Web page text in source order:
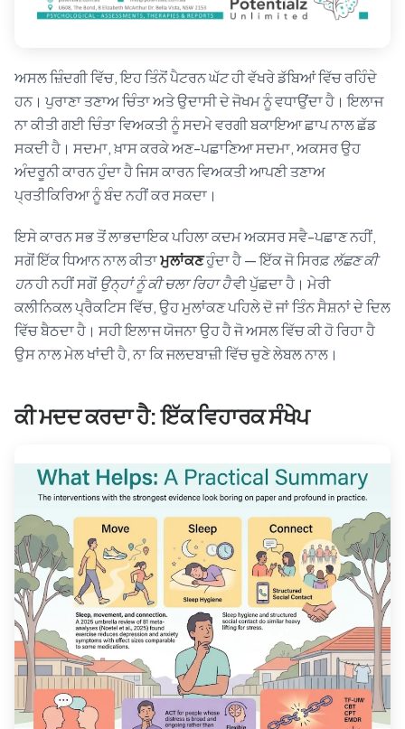
ਅਸਲ ਜ਼ਿੰਦਗੀ ਵਿੱਚ, ਇਹ ਤਿੰਨੋਂ ਪੈਟਰਨ ਘੱਟ ਹੀ ਵੱਖਰੇ ਡੱਬਿਆਂ ਵਿੱਚ ਰਹਿੰਦੇ
ਹਨ। ਪੁਰਾਣਾ ਤਣਾਅ ਚਿੰਤਾ ਅਤੇ ਉਦਾਸੀ ਦੇ ਜੋਖਮ ਨੂੰ ਵਧਾਉਂਦਾ ਹੈ। ਇਲਾਜ
ਨਾ ਕੀਤੀ ਗਈ ਚਿੰਤਾ ਵਿਅਕਤੀ ਨੂੰ ਸਦਮੇ ਵਰਗੀ ਬਕਾਇਆ ਛਾਪ ਨਾਲ ਛੱਡ
ਸਕਦੀ ਹੈ। ਸਦਮਾ, ਖ਼ਾਸ ਕਰਕੇ ਅਣ-ਪਛਾਣਿਆ ਸਦਮਾ, ਅਕਸਰ ਉਹ
ਅੰਦਰੂਨੀ ਕਾਰਨ ਹੁੰਦਾ ਹੈ ਜਿਸ ਕਾਰਨ ਵਿਅਕਤੀ ਆਪਣੀ ਤਣਾਅ
ਪ੍ਰਤੀਕਿਰਿਆ ਨੂੰ ਬੰਦ ਨਹੀਂ ਕਰ ਸਕਦਾ।
ਇਸੇ ਕਾਰਨ ਸਭ ਤੋਂ ਲਾਭਦਾਇਕ ਪਹਿਲਾ ਕਦਮ ਅਕਸਰ ਸਵੈ-ਪਛਾਣ ਨਹੀਂ,
ਸਗੋਂ ਇੱਕ ਧਿਆਨ ਨਾਲ ਕੀਤਾਮੁਲਾਂਕਣਹੁੰਦਾ ਹੈ — ਇੱਕ ਜੋ ਸਿਰਫ਼ਲੱਛਣ ਕੀ
ਹਨਹੀ ਨਹੀਂ ਸਗੋਂਉਨ੍ਹਾਂ ਨੂੰ ਕੀ ਚਲਾ ਰਿਹਾ ਹੈਵੀ ਪੁੱਛਦਾ ਹੈ। ਮੇਰੀ
ਕਲੀਨਿਕਲ ਪ੍ਰੈਕਟਿਸ ਵਿੱਚ, ਉਹ ਮੁਲਾਂਕਣ ਪਹਿਲੇ ਦੋ ਜਾਂ ਤਿੰਨ ਸੈਸ਼ਨਾਂ ਦੇ ਦਿਲ
ਵਿੱਚ ਬੈਠਦਾ ਹੈ। ਸਹੀ ਇਲਾਜ ਯੋਜਨਾ ਉਹ ਹੈ ਜੋ ਅਸਲ ਵਿੱਚ ਕੀ ਹੋ ਰਿਹਾ ਹੈ
ਉਸ ਨਾਲ ਮੇਲ ਖਾਂਦੀ ਹੈ, ਨਾ ਕਿ ਜਲਦਬਾਜ਼ੀ ਵਿੱਚ ਚੁਣੇ ਲੇਬਲ ਨਾਲ।
ਕੀ ਮਦਦ ਕਰਦਾ ਹੈ: ਇੱਕ ਵਿਹਾਰਕ ਸੰਖੇਪ